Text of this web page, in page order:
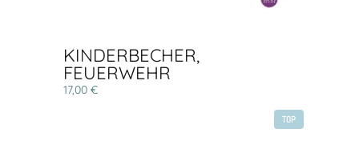
KINDERBECHER,
FEUERWEHR
17,00 €
TOP